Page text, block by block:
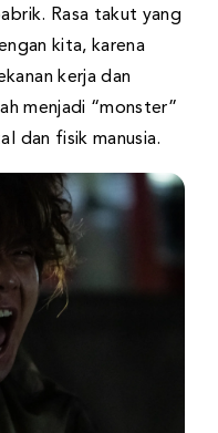
Rasa takut yang
kita, karena
kerja dan
menjadi “monster”
dan fisik manusia.